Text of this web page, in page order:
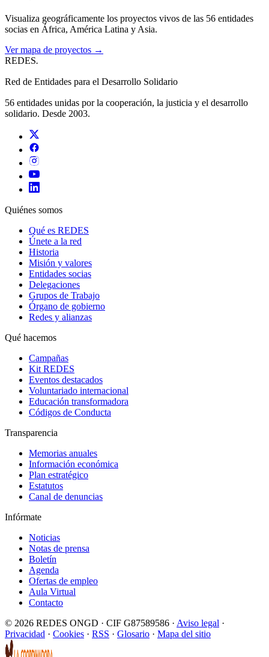
Visualiza geográficamente los proyectos vivos de las 56 entidades
socias en África, América Latina y Asia.
Ver mapa de proyectos →
REDES.
Red de Entidades para el Desarrollo Solidario
56 entidades unidas por la cooperación, la justicia y el desarrollo
solidario. Desde 2003.
Quiénes somos
Qué es REDES
Únete a la red
Historia
Misión y valores
Entidades socias
Delegaciones
Grupos de Trabajo
Órgano de gobierno
Redes y alianzas
Qué hacemos
Campañas
Kit REDES
Eventos destacados
Voluntariado internacional
Educación transformadora
Códigos de Conducta
Transparencia
Memorias anuales
Información económica
Plan estratégico
Estatutos
Canal de denuncias
Infórmate
Noticias
Notas de prensa
Boletín
Agenda
Ofertas de empleo
Aula Virtual
Contacto
© 2026 REDES ONGD · CIF G87589586 · Aviso legal ·
Privacidad · Cookies · RSS · Glosario · Mapa del sitio